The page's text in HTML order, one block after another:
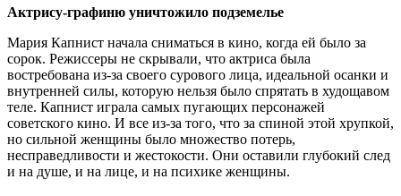
Актрису-графиню уничтожило подземелье
Мария Капнист начала сниматься в кино, когда ей было за
сорок. Режиссеры не скрывали, что актриса была
востребована из-за своего сурового лица, идеальной осанки и
внутренней силы, которую нельзя было спрятать в худощавом
теле. Капнист играла самых пугающих персонажей
советского кино. И все из-за того, что за спиной этой хрупкой,
но сильной женщины было множество потерь,
несправедливости и жестокости. Они оставили глубокий след
и на душе, и на лице, и на психике женщины.